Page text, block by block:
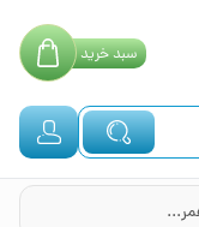
سبدخرید
معادلات دیفرانسیل همراه با برنامه‌های کامپیوتر